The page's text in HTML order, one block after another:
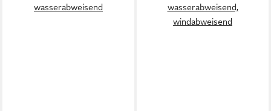
wasserabweisend
wasserabweisend,
windabweisend